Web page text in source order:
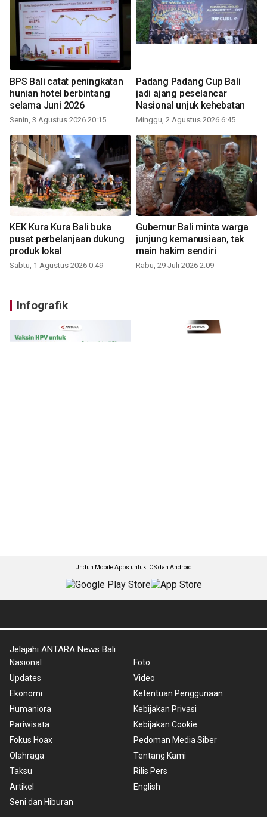
BPS Bali catat peningkatan
hunian hotel berbintang
selama Juni 2026
Senin, 3 Agustus 2026 20:15
Padang Padang Cup Bali
jadi ajang peselancar
Nasional unjuk kehebatan
Minggu, 2 Agustus 2026 6:45
KEK Kura Kura Bali buka
pusat perbelanjaan dukung
produk lokal
Sabtu, 1 Agustus 2026 0:49
Gubernur Bali minta warga
junjung kemanusiaan, tak
main hakim sendiri
Rabu, 29 Juli 2026 2:09
Infografik
Unduh Mobile Apps untuk iOS dan Android
Jelajahi ANTARA News Bali
Nasional
Updates
Ekonomi
Humaniora
Pariwisata
Fokus Hoax
Olahraga
Taksu
Artikel
Seni dan Hiburan
Foto
Video
Ketentuan Penggunaan
Kebijakan Privasi
Kebijakan Cookie
Pedoman Media Siber
Tentang Kami
Rilis Pers
English